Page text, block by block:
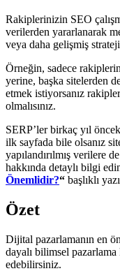
Rakiplerinizin SEO
verilerden yararlanarak
veya daha gelişmiş
Örneğin, sadece
yerine, başka sitelerden
etmek istiyorsanız
olmalısınız.
SERP’ler birkaç yıl
ilk sayfada bile olsanız
yapılandırılmış verilere
hakkında detaylı bilgi
Önemlidir?“ başlıklı
Özet
Dijital pazarlamanın en
dayalı bilimsel pazarlama
edebilirsiniz.